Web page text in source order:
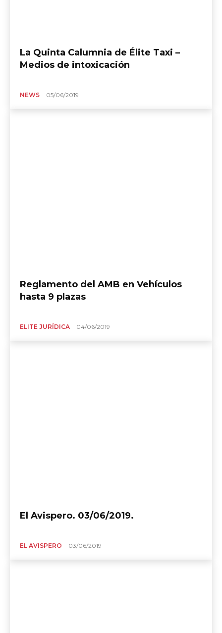
La Quinta Calumnia de Élite Taxi –
Medios de intoxicación
NEWS 05/06/2019
Reglamento del AMB en Vehículos
hasta 9 plazas
ELITE JURÍDICA 04/06/2019
El Avispero. 03/06/2019.
EL AVISPERO 03/06/2019